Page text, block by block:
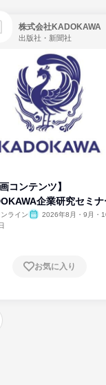
株式会社KADOKAWA
出版社・新聞社
画コンテンツ】
企業研究セミナ
ンライン
2026年8月・9月・
お気に入り